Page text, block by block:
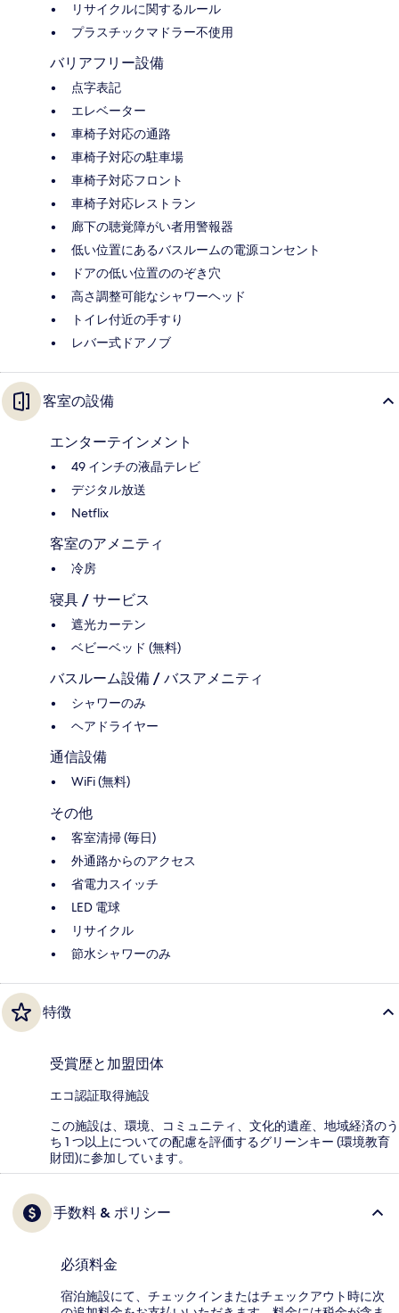
リサイクルに関するルール
プラスチックマドラー不使用
バリアフリー設備
点字表記
エレベーター
車椅子対応の通路
車椅子対応の駐車場
車椅子対応フロント
車椅子対応レストラン
廊下の聴覚障がい者用警報器
低い位置にあるバスルームの電源コンセント
ドアの低い位置ののぞき穴
高さ調整可能なシャワーヘッド
トイレ付近の手すり
レバー式ドアノブ
客室の設備
エンターテインメント
49 インチの液晶テレビ
デジタル放送
Netflix
客室のアメニティ
冷房
寝具 / サービス
遮光カーテン
ベビーベッド (無料)
バスルーム設備 / バスアメニティ
シャワーのみ
ヘアドライヤー
通信設備
WiFi (無料)
その他
客室清掃 (毎日)
外通路からのアクセス
省電力スイッチ
LED 電球
リサイクル
節水シャワーのみ
特徴
受賞歴と加盟団体
エコ認証取得施設
この施設は、環境、コミュニティ、文化的遺産、地域経済のう
ち 1 つ以上についての配慮を評価するグリーンキー (環境教育
財団)に参加しています。
手数料 & ポリシー
必須料金
宿泊施設にて、チェックインまたはチェックアウト時に次